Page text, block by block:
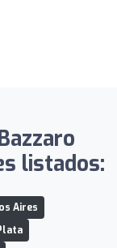
listados:
Aires